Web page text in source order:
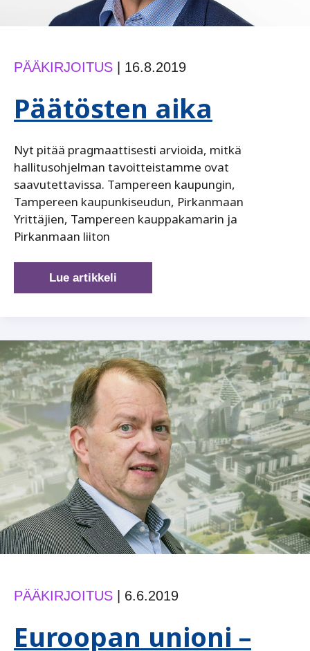
PÄÄKIRJOITUS 16.8.2019
Päätösten aika
Nyt pitää pragmaattisesti arvioida, mitkä
hallitusohjelman tavoitteistamme ovat
saavutettavissa. Tampereen kaupungin,
Tampereen kaupunkiseudun, Pirkanmaan
Yrittäjien, Tampereen kauppakamarin ja
Pirkanmaan liiton
Päätösten
aika
Lue artikkeli
PÄÄKIRJOITUS | 6.6.2019
Euroopan unioni –